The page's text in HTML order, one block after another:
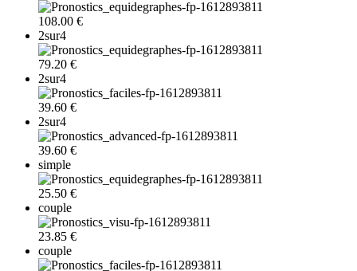
108.00 €
2sur4
79.20 €
2sur4
39.60 €
2sur4
39.60 €
simple
25.50 €
couple
23.85 €
couple